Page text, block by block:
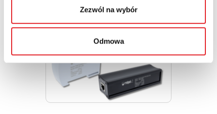
Zezwól na wybór
Odmowa